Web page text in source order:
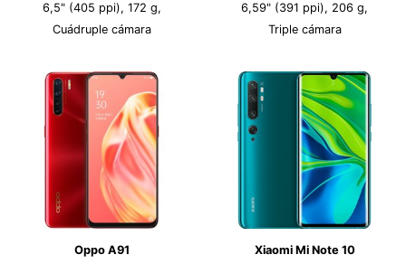
6,5" (405 ppi), 172 g,
Cuádruple cámara
6,59" (391 ppi), 206 g,
Triple cámara
Oppo A91
Xiaomi Mi Note 10